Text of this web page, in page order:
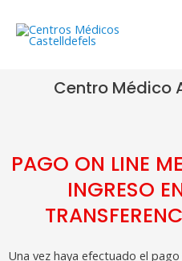
Centro Médico
PAGO ON LINE
INGRESO
Una vez haya efectuado el